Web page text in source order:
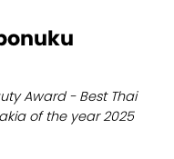
Award - Best Thai
of the year 2025